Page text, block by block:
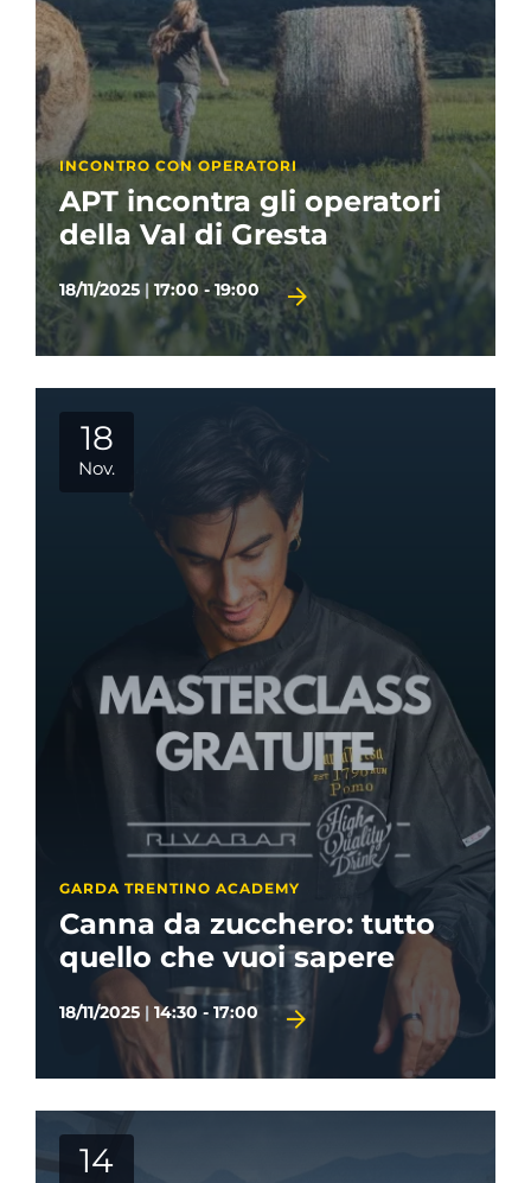
INCONTRO CON OPERATORI
APT incontra gli operatori
della Val di Gresta
18/11/2025 | 17:00 - 19:00
18
Nov.
GARDA TRENTINO ACADEMY
Canna da zucchero: tutto
quello che vuoi sapere
18/11/2025 | 14:30 - 17:00
14